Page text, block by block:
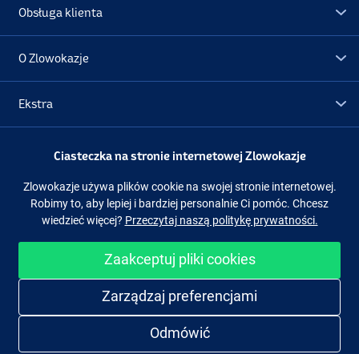
Obsługa klienta
O Zlowokazje
Ekstra
Promocje
Obserwuj nas Facebook Instagram
Ciasteczka na stronie internetowej Zlowokazje
Zlowokazje używa plików cookie na swojej stronie internetowej.
Robimy to, aby lepiej i bardziej personalnie Ci pomóc. Chcesz
wiedzieć więcej? Przeczytaj naszą politykę prywatności.
Zaakceptuj pliki cookies
Zarządzaj preferencjami
Odmówić